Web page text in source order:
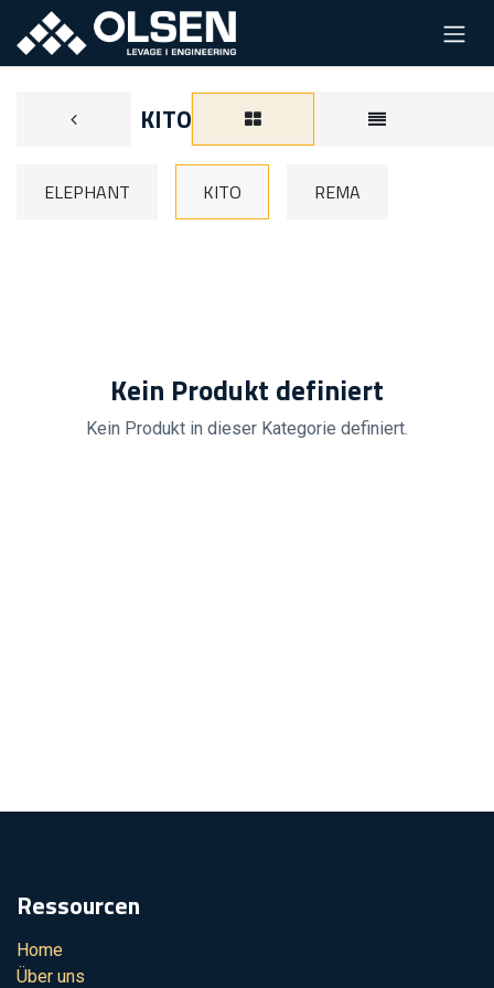
KITO
ELEPHANT KITO REMA
Kein Produkt definiert
Kein Produkt in dieser Kategorie definiert.
Ressourcen
Home
Über uns